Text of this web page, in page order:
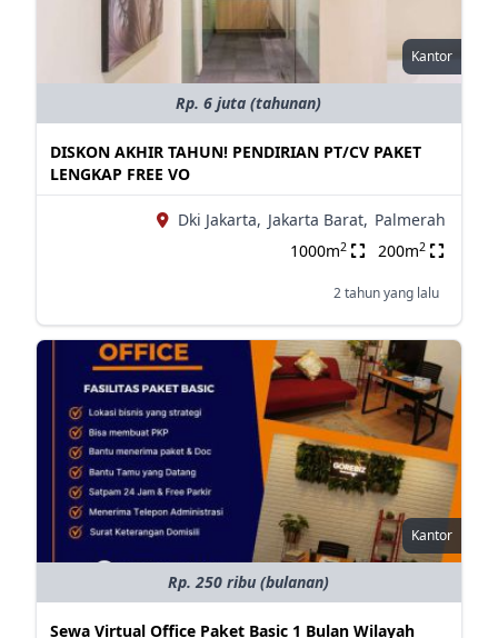
Kantor
Rp. 6 juta (tahunan)
DISKON AKHIR TAHUN! PENDIRIAN PT/CV PAKET
LENGKAP FREE VO
Dki Jakarta, Jakarta Barat, Palmerah
1000m2 200m2
2 tahun yang lalu
Kantor
Rp. 250 ribu (bulanan)
Sewa Virtual Office Paket Basic 1 Bulan Wilayah